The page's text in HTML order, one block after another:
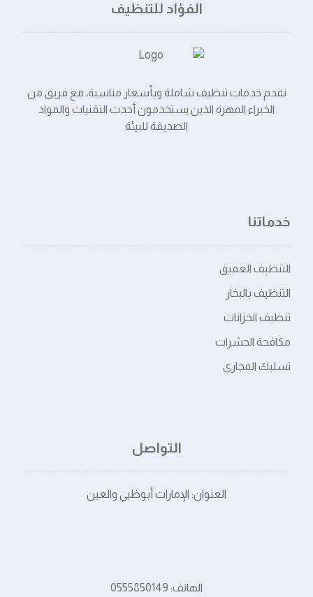
الفؤاد للتنظيف
نقدم خدمات تنظيف شاملة وبأسعار مناسبة، مع فريق من
الخبراء المهرة الذين يستخدمون أحدث التقنيات والمواد
الصديقة للبيئة
خدماتنا
التنظيف العميق
التنظيف بالبخار
تنظيف الخزانات
مكافحة الحشرات
تسليك المجاري
التواصل
العنوان: الإمارات أبوظبي والعين
الهاتف: 0555850149